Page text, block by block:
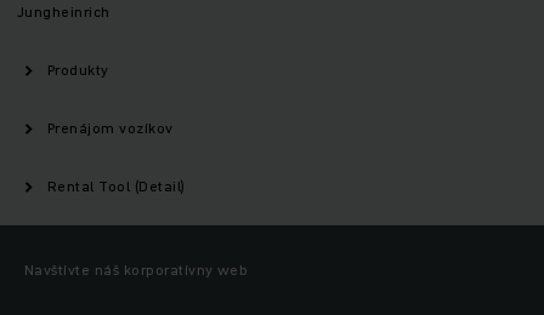
Jungheinrich
Produkty
Prenájom vozíkov
Rental Tool (Detail)
Navštívte náš korporatívny web